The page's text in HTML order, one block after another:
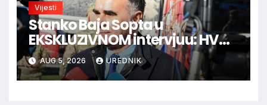
Vijesti
Stanko Baja Sopta u
EKSKLUZIVNOM intervjuu: HVO
je trebao ući u Vukovar preko
Marinaca, Bogdanovaca i
Bršadina
AUG 5, 2026 UREDNIK